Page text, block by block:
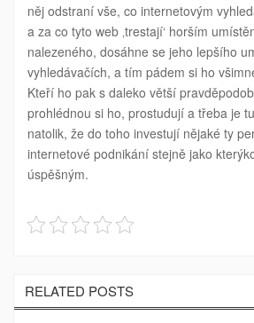
něj odstraní vše, co internetovým
a za co tyto web ‚trestají‘ horším
nalezeného, dosáhne se jeho lepšího
vyhledávačích, a tím pádem si ho
Kteří ho pak s daleko větší
prohlédnou si ho, prostudují a třeba je
natolik, že do toho investují nějaké ty
internetové podnikání stejně jako
úspěšným.
RELATED POSTS